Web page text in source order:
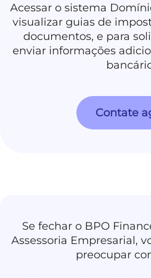
Acessar o sistema
visualizar guias de
documentos, e para
enviar informações
Contate
Se fechar o BPO
Assessoria Empresarial,
preocupar